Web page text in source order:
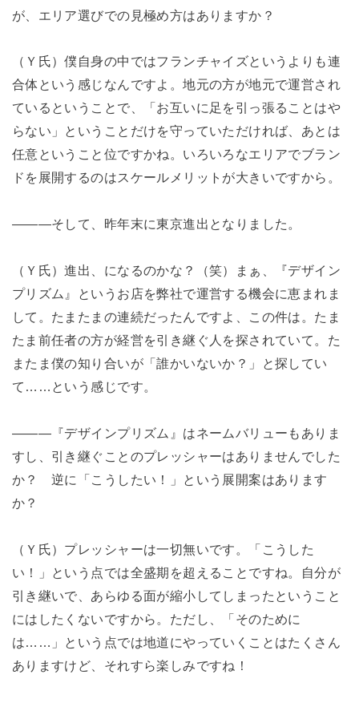
が、エリア選びでの見極め方はありますか？
（Ｙ氏）僕自身の中ではフランチャイズというよりも連
合体という感じなんですよ。地元の方が地元で運営され
ているということで、「お互いに足を引っ張ることはや
らない」ということだけを守っていただければ、あとは
任意ということ位ですかね。いろいろなエリアでブラン
ドを展開するのはスケールメリットが大きいですから。
―――そして、昨年末に東京進出となりました。
（Ｙ氏）進出、になるのかな？（笑）まぁ、『デザイン
プリズム』というお店を弊社で運営する機会に恵まれま
して。たまたまの連続だったんですよ、この件は。たま
たま前任者の方が経営を引き継ぐ人を探されていて。た
またま僕の知り合いが「誰かいないか？」と探してい
て……という感じです。
―――『デザインプリズム』はネームバリューもありま
すし、引き継ぐことのプレッシャーはありませんでした
か？ 逆に「こうしたい！」という展開案はあります
か？
（Ｙ氏）プレッシャーは一切無いです。「こうした
い！」という点では全盛期を超えることですね。自分が
引き継いで、あらゆる面が縮小してしまったということ
にはしたくないですから。ただし、「そのために
は……」という点では地道にやっていくことはたくさん
ありますけど、それすら楽しみですね！